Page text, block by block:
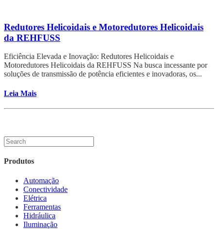
Redutores Helicoidais e Motoredutores Helicoidais
da REHFUSS
Eficiência Elevada e Inovação: Redutores Helicoidais e
Motoredutores Helicoidais da REHFUSS Na busca incessante por
soluções de transmissão de potência eficientes e inovadoras, os...
Leia Mais
Produtos
Automação
Conectividade
Elétrica
Ferramentas
Hidráulica
Iluminação